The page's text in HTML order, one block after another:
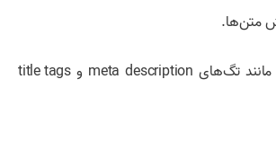
متن‌ها.
– توجه به مواردی مانند تگ‌های meta description و title tags